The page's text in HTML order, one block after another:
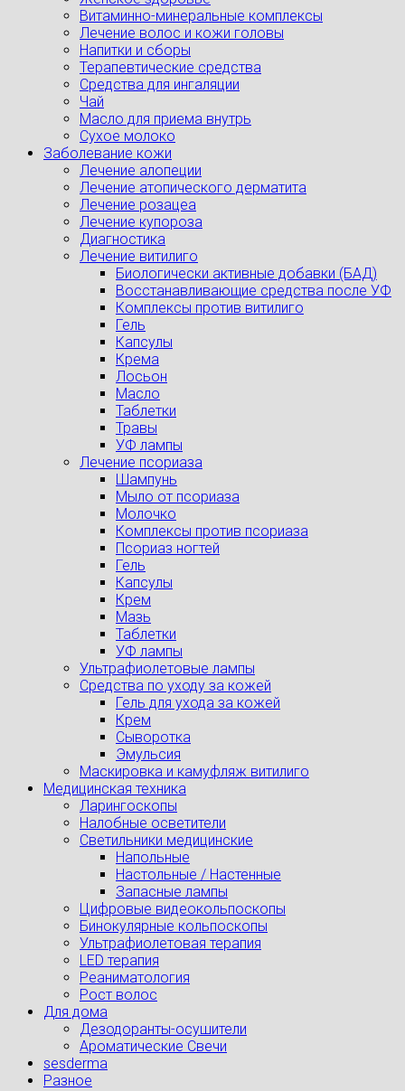
Витаминно-минеральные комплексы
Лечение волос и кожи головы
Напитки и сборы
Терапевтические средства
Средства для ингаляции
Чай
Масло для приема внутрь
Сухое молоко
Заболевание кожи
Лечение алопеции
Лечение атопического дерматита
Лечение розацеа
Лечение купороза
Диагностика
Лечение витилиго
Биологически активные добавки (БАД)
Восстанавливающие средства после УФ
Комплексы против витилиго
Гель
Капсулы
Крема
Лосьон
Масло
Таблетки
Травы
УФ лампы
Лечение псориаза
Шампунь
Мыло от псориаза
Молочко
Комплексы против псориаза
Псориаз ногтей
Гель
Капсулы
Крем
Мазь
Таблетки
УФ лампы
Ультрафиолетовые лампы
Средства по уходу за кожей
Гель для ухода за кожей
Крем
Сыворотка
Эмульсия
Маскировка и камуфляж витилиго
Медицинская техника
Ларингоскопы
Налобные осветители
Светильники медицинские
Напольные
Настольные / Настенные
Запасные лампы
Цифровые видеокольпоскопы
Бинокулярные кольпоскопы
Ультрафиолетовая терапия
LED терапия
Реаниматология
Рост волос
Для дома
Дезодоранты-осушители
Ароматические Свечи
sesderma
Разное